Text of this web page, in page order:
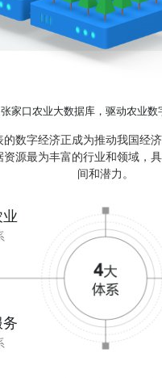
张家口农业大数据库，驱动农业数
的数字经济正成为推动我国经
资源最为丰富的行业和领域，
间和潜力。